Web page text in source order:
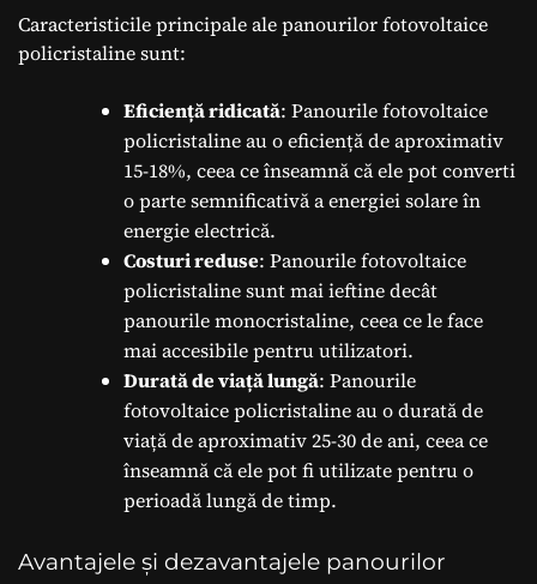
Caracteristicile principale ale panourilor fotovoltaice
policristaline sunt:
Eficiență ridicată: Panourile fotovoltaice
policristaline au o eficiență de aproximativ
15-18%, ceea ce înseamnă că ele pot converti
o parte semnificativă a energiei solare în
energie electrică.
Costuri reduse: Panourile fotovoltaice
policristaline sunt mai ieftine decât
panourile monocristaline, ceea ce le face
mai accesibile pentru utilizatori.
Durată de viață lungă: Panourile
fotovoltaice policristaline au o durată de
viață de aproximativ 25-30 de ani, ceea ce
înseamnă că ele pot fi utilizate pentru o
perioadă lungă de timp.
Avantajele și dezavantajele panourilor